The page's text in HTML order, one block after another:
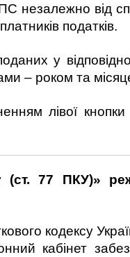
незалежно від
податків.
у
– роком та
лівої
(ст. 77 ПКУ)»
кодексу
кабінет